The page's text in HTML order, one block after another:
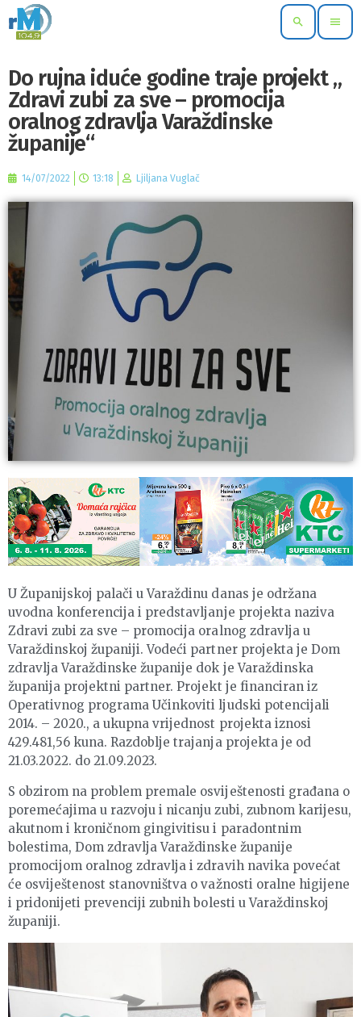
search menu
Do rujna iduće godine traje projekt „
Zdravi zubi za sve – promocija
oralnog zdravlja Varaždinske
županije“
14/07/2022 13:18 Ljiljana Vuglač
U Županijskoj palači u Varaždinu danas je održana
uvodna konferencija i predstavljanje projekta naziva
Zdravi zubi za sve – promocija oralnog zdravlja u
Varaždinskoj županiji. Vodeći partner projekta je Dom
zdravlja Varaždinske županije dok je Varaždinska
županija projektni partner. Projekt je financiran iz
Operativnog programa Učinkoviti ljudski potencijali
2014. – 2020., a ukupna vrijednost projekta iznosi
429.481,56 kuna. Razdoblje trajanja projekta je od
21.03.2022. do 21.09.2023.
S obzirom na problem premale osviještenosti građana o
poremećajima u razvoju i nicanju zubi, zubnom karijesu,
akutnom i kroničnom gingivitisu i paradontnim
bolestima, Dom zdravlja Varaždinske županije
promocijom oralnog zdravlja i zdravih navika povećat
će osviještenost stanovništva o važnosti oralne higijene
i pridonijeti prevenciji zubnih bolesti u Varaždinskoj
županiji.